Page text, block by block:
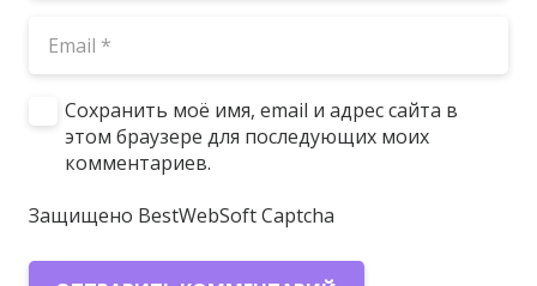
Сохранить моё имя, email и адрес сайта в
этом браузере для последующих моих
комментариев.
Защищено BestWebSoft Captcha